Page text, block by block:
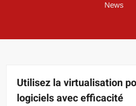
News
Utilisez la virtualisation
logiciels avec efficacité